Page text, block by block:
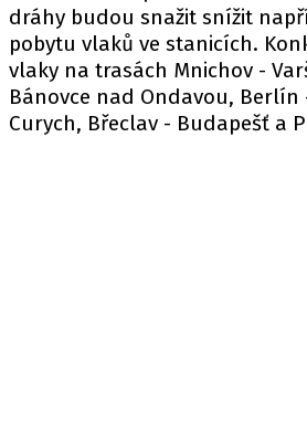
dráhy budou snažit snížit
pobytu vlaků ve stanicích.
vlaky na trasách Mnichov -
Bánovce nad Ondavou, Berlín
Curych, Břeclav - Budapešť a